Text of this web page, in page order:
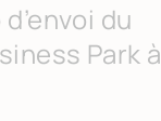
du
Park à